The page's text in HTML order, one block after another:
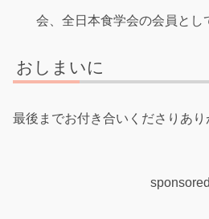
会、全日本食学会の会員とし
おしまいに
最後までお付き合いくださりあり
sponsored